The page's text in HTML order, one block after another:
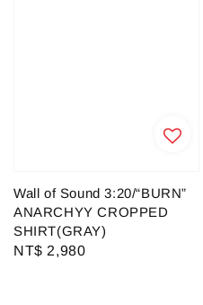
Wall of Sound 3:20/“BURN”
ANARCHYY CROPPED
SHIRT(GRAY)
Regular
NT$ 2,980